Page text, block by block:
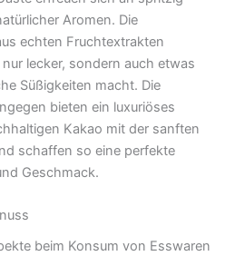
Aromen. Die
echten Fruchtextrakten
lecker, sondern auch etwas
Süßigkeiten macht. Die
bieten ein luxuriöses
Kakao mit der sanften
schaffen so eine perfekte
Geschmack.
beim Konsum von Esswaren